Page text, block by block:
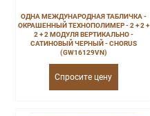
ОДНА МЕЖДУНАРОДНАЯ ТАБЛИЧКА -
ОКРАШЕННЫЙ ТЕХНОПОЛИМЕР - 2 + 2 +
2 + 2 МОДУЛЯ ВЕРТИКАЛЬНО -
САТИНОВЫЙ ЧЕРНЫЙ - CHORUS
(GW16129VN)
Спросите цену